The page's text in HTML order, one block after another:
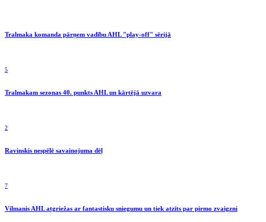
Tralmaka komanda pārņem vadību AHL "play-off" sērijā
5
Tralmakam sezonas 40. punkts AHL un kārtējā uzvara
2
Ravinskis nespēlē savainojuma dēļ
7
Vilmanis AHL atgriežas ar fantastisku sniegumu un tiek atzīts par pirmo zvaigzni